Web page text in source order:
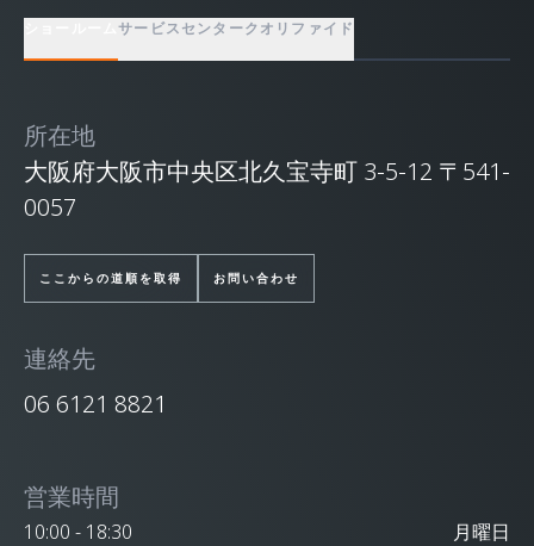
ショールームサービスセンタークオリファイド
所在地
大阪府大阪市中央区北久宝寺町 3-5-12 〒541-
0057
ここからの道順を取得 お問い合わせ
連絡先
06 6121 8821
営業時間
10:00 - 18:30
月曜日